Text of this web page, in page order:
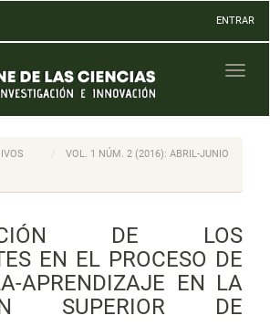
ENTRAR
VOL. 1 NÚM. 2 (2016): ABRIL-JUNIO
DE LOS
EN EL PROCESO DE
APRENDIZAJE EN LA
SUPERIOR DE